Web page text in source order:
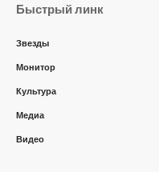
Быстрый линк
Звезды
Монитор
Культура
Медиа
Видео